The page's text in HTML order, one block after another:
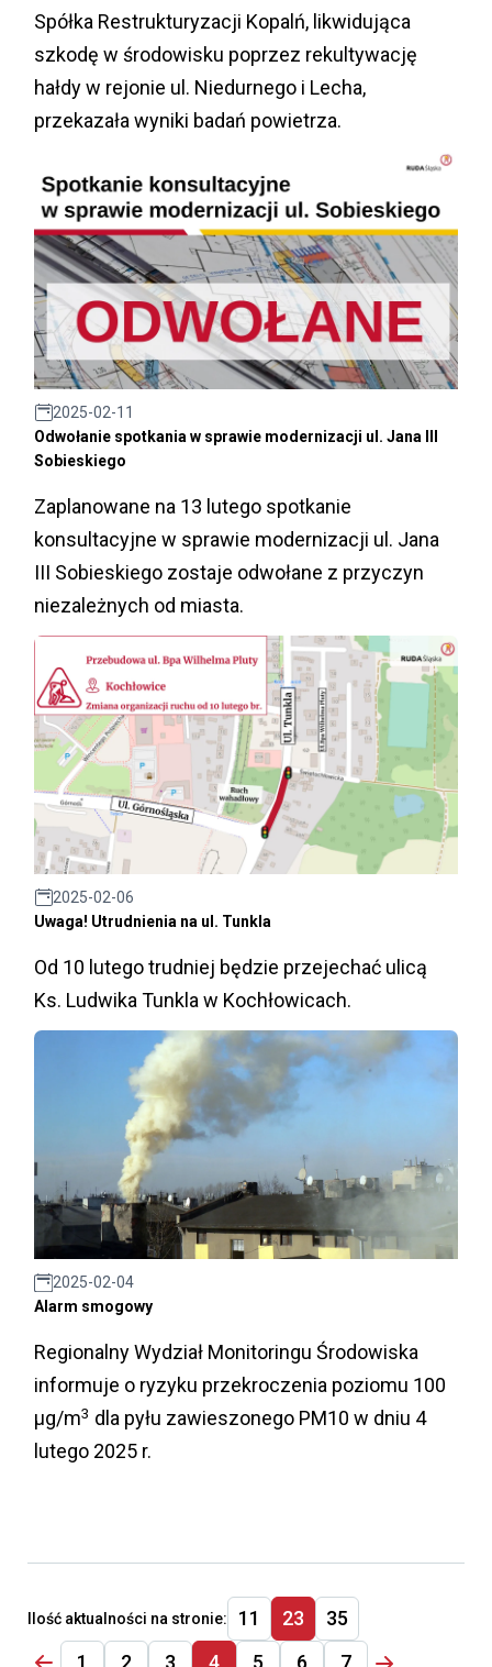
Spółka Restrukturyzacji Kopalń, likwidująca
szkodę w środowisku poprzez rekultywację
hałdy w rejonie ul. Niedurnego i Lecha,
przekazała wyniki badań powietrza.
2025-02-11
Odwołanie spotkania w sprawie modernizacji ul. Jana III
Sobieskiego
Zaplanowane na 13 lutego spotkanie
konsultacyjne w sprawie modernizacji ul. Jana
III Sobieskiego zostaje odwołane z przyczyn
niezależnych od miasta.
2025-02-06
Uwaga! Utrudnienia na ul. Tunkla
Od 10 lutego trudniej będzie przejechać ulicą
Ks. Ludwika Tunkla w Kochłowicach.
2025-02-04
Alarm smogowy
Regionalny Wydział Monitoringu Środowiska
informuje o ryzyku przekroczenia poziomu 100
µg/m3 dla pyłu zawieszonego PM10 w dniu 4
lutego 2025 r.
Ilość aktualności na stronie: 11 23
35